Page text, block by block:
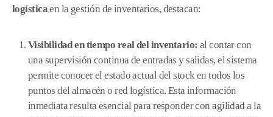
logísticaen la gestión de inventarios, destacan:
Visibilidad en tiempo real del inventario: al contar con
una supervisión continua de entradas y salidas, el sistema
permite conocer el estado actual del stock en todos los
puntos del almacén o red logística. Esta información
inmediata resulta esencial para responder con agilidad a la